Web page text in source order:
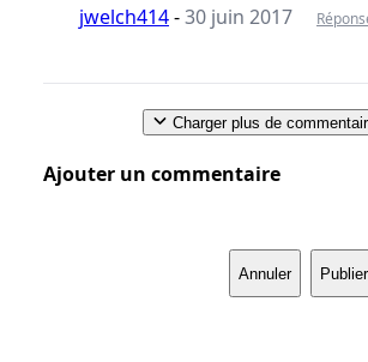
jwelch414-30 juin 2017
Charger plus de
Ajouter un commentaire
Annuler